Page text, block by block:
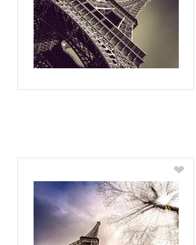
❤